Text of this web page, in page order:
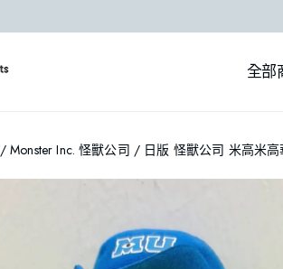
全部
/Monster Inc. 怪獸公司 / 日版 怪獸公司 米高米